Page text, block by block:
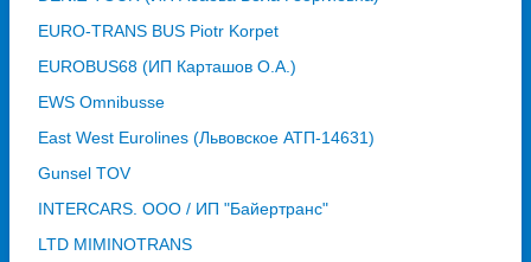
EURO-TRANS BUS Piotr Korpet
EUROBUS68 (ИП Карташов О.А.)
EWS Omnibusse
East West Eurolines (Львовское АТП-14631)
Gunsel TOV
INTERCARS. ООО / ИП "Байертранс"
LTD MIMINOTRANS